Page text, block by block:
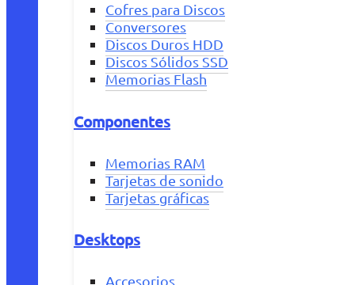
Cofres para Discos
Conversores
Discos Duros HDD
Discos Sólidos SSD
Memorias Flash
Componentes
Memorias RAM
Tarjetas de sonido
Tarjetas gráficas
Desktops
Accesorios